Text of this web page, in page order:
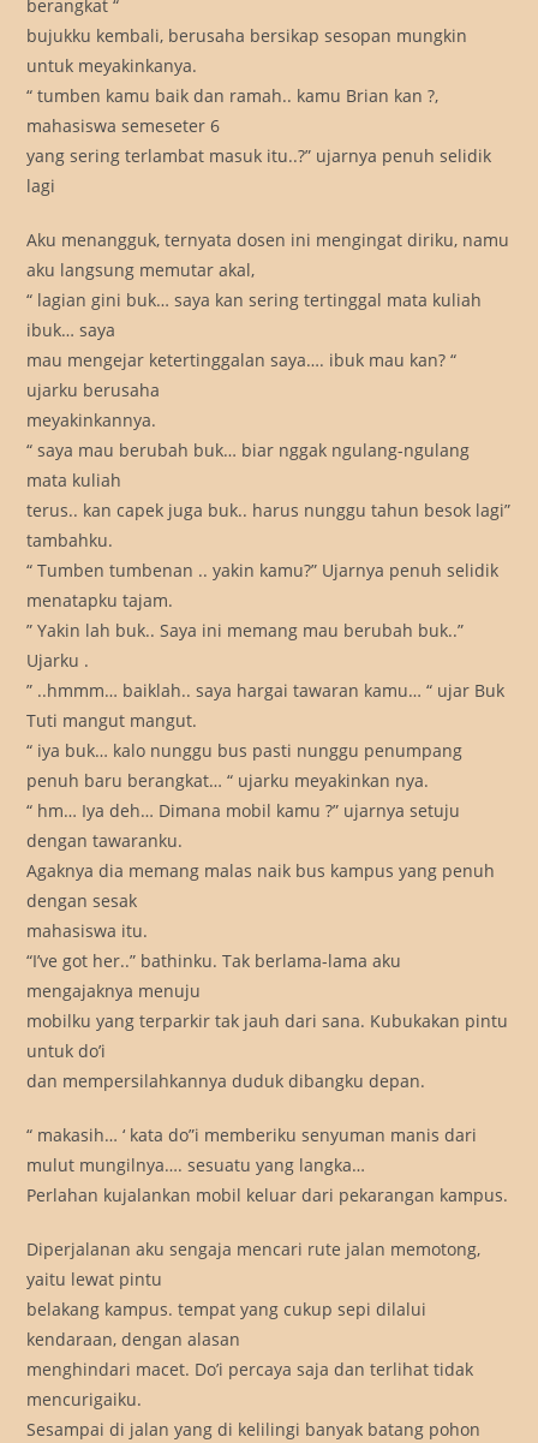
berangkat “
bujukku kembali, berusaha bersikap sesopan mungkin
untuk meyakinkanya.
“ tumben kamu baik dan ramah.. kamu Brian kan ?,
mahasiswa semeseter 6
yang sering terlambat masuk itu..?” ujarnya penuh selidik
lagi
Aku menangguk, ternyata dosen ini mengingat diriku, namu
aku langsung memutar akal,
“ lagian gini buk… saya kan sering tertinggal mata kuliah
ibuk… saya
mau mengejar ketertinggalan saya…. ibuk mau kan? “
ujarku berusaha
meyakinkannya.
“ saya mau berubah buk… biar nggak ngulang-ngulang
mata kuliah
terus.. kan capek juga buk.. harus nunggu tahun besok lagi”
tambahku.
“ Tumben tumbenan .. yakin kamu?” Ujarnya penuh selidik
menatapku tajam.
” Yakin lah buk.. Saya ini memang mau berubah buk..”
Ujarku .
” ..hmmm… baiklah.. saya hargai tawaran kamu… “ ujar Buk
Tuti mangut mangut.
“ iya buk… kalo nunggu bus pasti nunggu penumpang
penuh baru berangkat… “ ujarku meyakinkan nya.
“ hm… Iya deh… Dimana mobil kamu ?” ujarnya setuju
dengan tawaranku.
Agaknya dia memang malas naik bus kampus yang penuh
dengan sesak
mahasiswa itu.
“I’ve got her..” bathinku. Tak berlama-lama aku
mengajaknya menuju
mobilku yang terparkir tak jauh dari sana. Kubukakan pintu
untuk do’i
dan mempersilahkannya duduk dibangku depan.
“ makasih… ‘ kata do”i memberiku senyuman manis dari
mulut mungilnya…. sesuatu yang langka…
Perlahan kujalankan mobil keluar dari pekarangan kampus.
Diperjalanan aku sengaja mencari rute jalan memotong,
yaitu lewat pintu
belakang kampus. tempat yang cukup sepi dilalui
kendaraan, dengan alasan
menghindari macet. Do’i percaya saja dan terlihat tidak
mencurigaiku.
Sesampai di jalan yang di kelilingi banyak batang pohon